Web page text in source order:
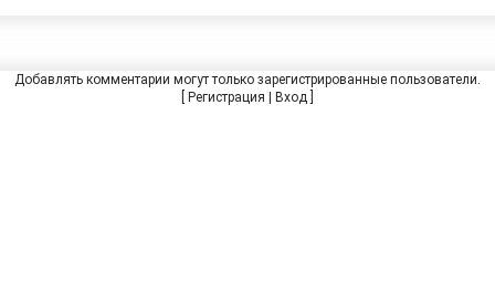
Добавлять комментарии могут только зарегистрированные пользователи.
Регистрация | Вход